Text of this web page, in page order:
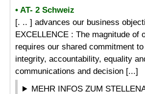
• AT- 2 Schweiz
[. .. ] advances our business
EXCELLENCE : The magnitude of
requires our shared commitment
integrity, accountability, equality
communications and decision [...]
MEHR INFOS ZUM